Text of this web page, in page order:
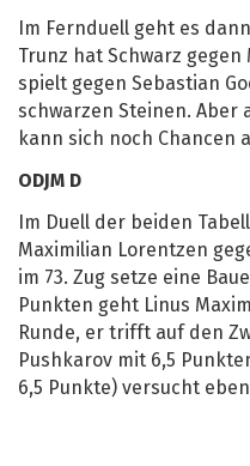
Im Fernduell geht es
Trunz hat Schwarz gegen
spielt gegen Sebastian
schwarzen Steinen. Aber
kann sich noch Chancen
ODJM D
Im Duell der beiden
Maximilian Lorentzen
im 73. Zug setze eine
Punkten geht Linus
Runde, er trifft auf den
Pushkarov mit 6,5
6,5 Punkte) versucht